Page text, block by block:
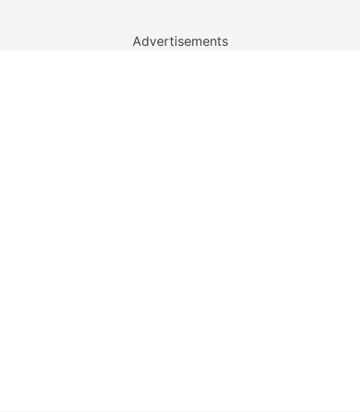
Advertisements